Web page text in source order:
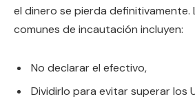
el dinero se pierda definitivamente.
comunes de incautación incluyen:
No declarar el efectivo,
Dividirlo para evitar superar los